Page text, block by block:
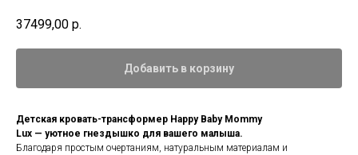
37499,00 р.
Добавить в корзину
Детская кровать-трансформер Happy Baby Mommy
Lux — уютное гнездышко для вашего малыша.
Благодаря простым очертаниям, натуральным материалам и